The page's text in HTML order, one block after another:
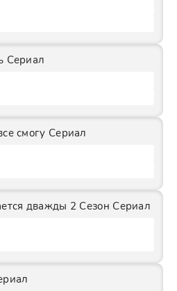
Сериал
смогу Сериал
дважды 2 Сезон Сериал